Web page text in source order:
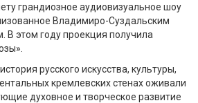
грандиозное аудиовизуальное шоу
Владимиро-Суздальским
В этом году проекция получила
русского искусства, культуры,
кремлевских стенах оживали
духовное и творческое развитие